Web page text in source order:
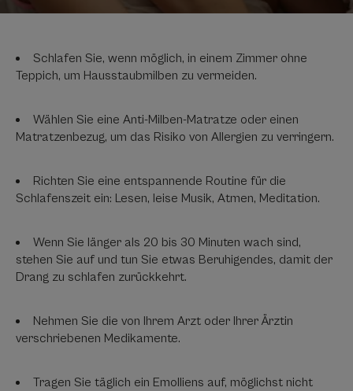
Schlafen Sie, wenn möglich, in einem Zimmer ohne
Teppich, um Hausstaubmilben zu vermeiden.
Wählen Sie eine Anti-Milben-Matratze oder einen
Matratzenbezug, um das Risiko von Allergien zu verringern.
Richten Sie eine entspannende Routine für die
Schlafenszeit ein: Lesen, leise Musik, Atmen, Meditation.
Wenn Sie länger als 20 bis 30 Minuten wach sind,
stehen Sie auf und tun Sie etwas Beruhigendes, damit der
Drang zu schlafen zurückkehrt.
Nehmen Sie die von Ihrem Arzt oder Ihrer Ärztin
verschriebenen Medikamente.
Tragen Sie täglich ein Emolliens auf, möglichst nicht